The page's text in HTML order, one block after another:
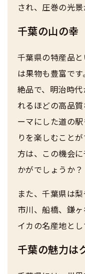
され、圧巻の光景
千葉の山の幸
千葉県の特産品
は果物も豊富で
絶品で、明治時
れるほどの高品
ーマにした道の
りを楽しむこと
方は、この機会
かがでしょうか？
また、千葉県は
市川、船橋、鎌
イカの名産地とし
千葉の魅力は